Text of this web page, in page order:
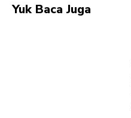
Yuk Baca Juga